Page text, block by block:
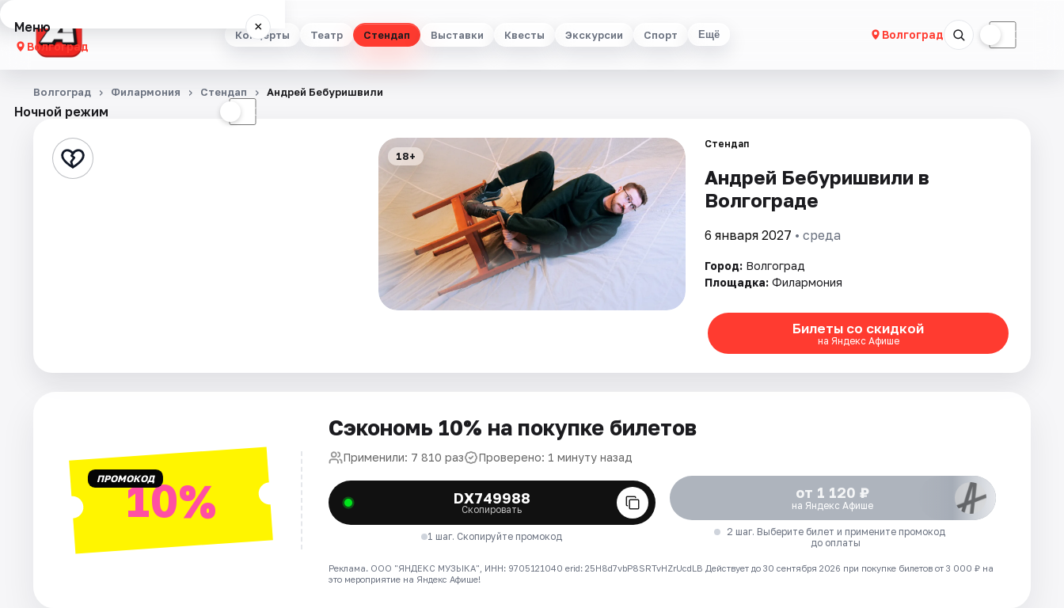
Концерты Театр Стендап Выставки Квесты Экскурсии Спорт Ещё Волгоград ☾
Меню ×
Волгоград
Концерты
Стендап
Артисты
Ночной режим ☾
Волгоград Филармония Стендап Андрей Бебуришвили
18+
Стендап
Андрей Бебуришвили в
Волгограде
6 января 2027 • среда
Город: Волгоград
Площадка: Филармония
Билеты со скидкой
на Яндекс Афише
ПРОМОКОД10%
Сэкономь 10% на покупке билетов
Применили: 7 810 раз Проверено: 1 минуту назад
DX749988
Скопировать
1 шаг. Скопируйте промокод
от 1 120 ₽
на Яндекс Афише
2 шаг. Выберите билет и примените промокод
до оплаты
Реклама. ООО "ЯНДЕКС МУЗЫКА", ИНН: 9705121040 erid: 25H8d7vbP8SRTvHZrUcdLB Действует до 30 сентября 2026 при покупке билетов от 3 000 ₽ на
это мероприятие на Яндекс Афише!